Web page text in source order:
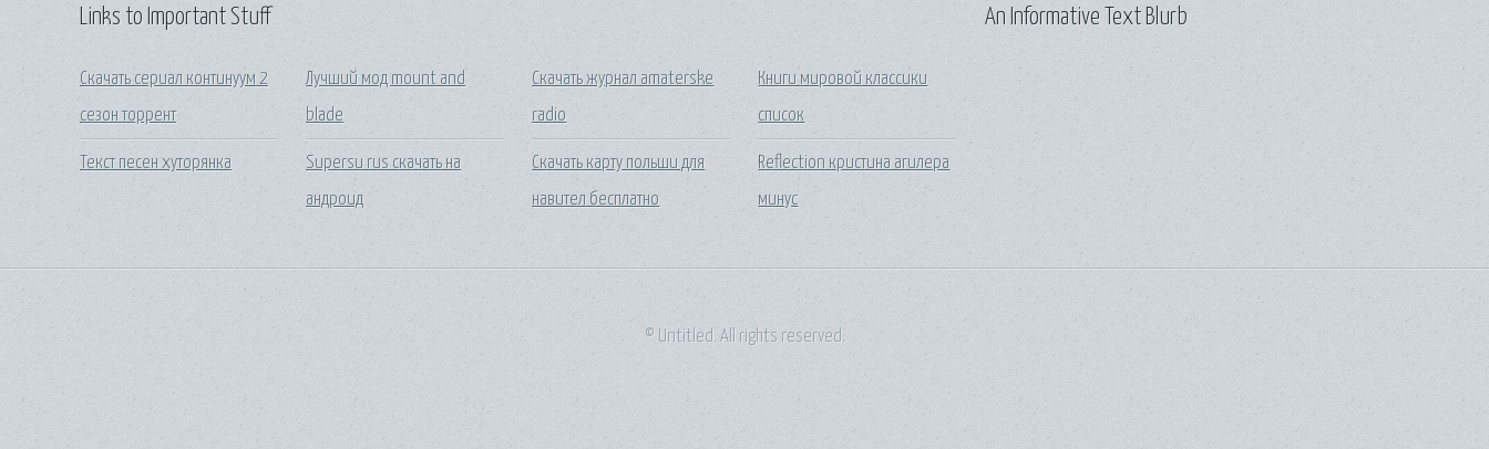
Links to Important Stuff
Скачать сериал континуум 2
сезон торрент
Текст песен хуторянка
Лучший мод mount and
blade
Supersu rus скачать на
андроид
Скачать журнал amaterske
radio
Скачать карту польши для
навител бесплатно
Книги мировой классики
список
Reflection кристина агилера
минус
An Informative Text Blurb
© Untitled. All rights reserved.